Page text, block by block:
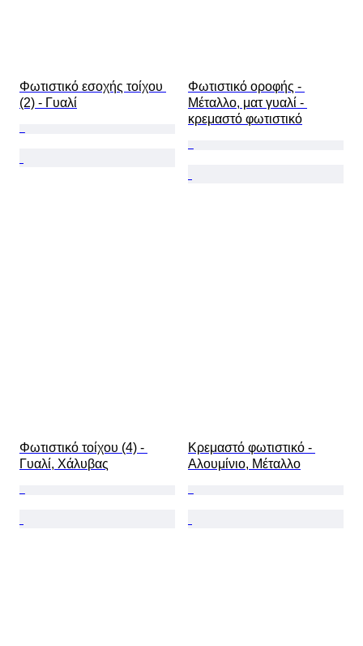
Φωτιστικό εσοχής τοίχου
(2) - Γυαλί
Φωτιστικό οροφής -
Μέταλλο, ματ γυαλί -
κρεμαστό φωτιστικό
Φωτιστικό τοίχου (4) -
Γυαλί, Χάλυβας
Κρεμαστό φωτιστικό -
Αλουμίνιο, Μέταλλο